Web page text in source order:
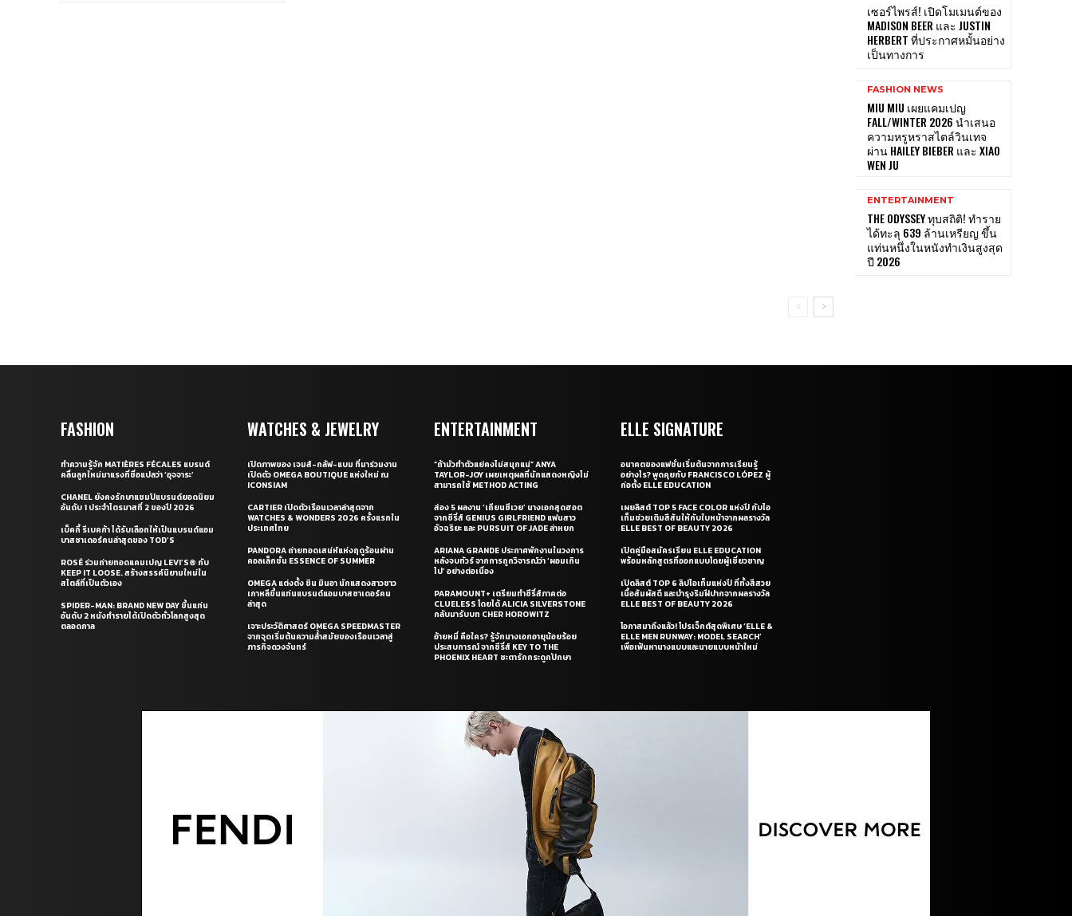
เซอร์ไพรส์! เปิดโมเมนต์ของ
MADISON BEER และ JUSTIN
HERBERT ที่ประกาศหมั้นอย่าง
เป็นทางการ
FASHION NEWS
MIU MIU เผยแคมเปญ
FALL/WINTER 2026 นำเสนอ
ความหรูหราสไตล์วินเทจ
ผ่าน HAILEY BIEBER และ XIAO
WEN JU
ENTERTAINMENT
THE ODYSSEY ทุบสถิติ! ทำราย
ได้ทะลุ 639 ล้านเหรียญ ขึ้น
แท่นหนึ่งในหนังทำเงินสูงสุด
ปี 2026
FASHION
ทำความรู้จัก MATIÈRES FÉCALES แบรนด์
คลื่นลูกใหม่มาแรงที่ชื่อแปลว่า ‘อุจจาระ’
CHANEL ยังคงรักษาแชมป์แบรนด์ยอดนิยม
อันดับ 1 ประจำไตรมาสที่ 2 ของปี 2026
เบ็คกี้ รีเบคก้า ได้รับเลือกให้เป็นแบรนด์แอม
บาสซาเดอร์คนล่าสุดของ TOD’S
ROSÉ ร่วมถ่ายทอดแคมเปญ LEVI’S® กับ
KEEP IT LOOSE. สร้างสรรค์นิยามใหม่ใน
สไตล์ที่เป็นตัวเอง
SPIDER-MAN: BRAND NEW DAY ขึ้นแท่น
อันดับ 2 หนังทำรายได้เปิดตัวทั่วโลกสูงสุด
ตลอดกาล
WATCHES & JEWELRY
เปิดภาพของ เจมส์-กลัฟ-แบม ที่มาร่วมงาน
เปิดตัว OMEGA BOUTIQUE แห่งใหม่ ณ
ICONSIAM
CARTIER เปิดตัวเรือนเวลาล่าสุดจาก
WATCHES & WONDERS 2026 ครั้งแรกใน
ประเทศไทย
PANDORA ถ่ายทอดเสน่ห์แห่งฤดูร้อนผ่าน
คอลเล็กชั่น ESSENCE OF SUMMER
OMEGA แต่งตั้ง ชิน มินอา นักแสดงสาวชาว
เกาหลีขึ้นแท่นแบรนด์แอมบาสซาเดอร์คน
ล่าสุด
เจาะประวัติศาสตร์ OMEGA SPEEDMASTER
จากจุดเริ่มต้นความล้ำสมัยของเรือนเวลาสู่
ภารกิจดวงจันทร์
ENTERTAINMENT
“ถ้ามัวทำตัวแย่คงไม่สนุกแน่” ANYA
TAYLOR-JOY เผยเหตุผลที่นักแสดงหญิงไม่
สามารถใช้ METHOD ACTING
ส่อง 5 ผลงาน ‘เถียนซีเวย’ นางเอกสุดฮอต
จากซีรี่ส์ GENIUS GIRLFRIEND แฟนสาว
อัจฉริยะ และ PURSUIT OF JADE ล่าหยก
ARIANA GRANDE ประกาศพักงานในวงการ
หลังจบทัวร์ จากการถูกวิจารณ์ว่า ‘ผอมเกิน
ไป’ อย่างต่อเนื่อง
PARAMOUNT+ เตรียมทำซีรี่ส์ภาคต่อ
CLUELESS โดยได้ ALICIA SILVERSTONE
กลับมารับบท CHER HOROWITZ
อ้ายหมี่ คือใคร? รู้จักนางเอกอายุน้อยร้อย
ประสบการณ์ จากซีรี่ส์ KEY TO THE
PHOENIX HEART ชะตารักกระดูกปักษา
ELLE SIGNATURE
อนาคตของแฟชั่นเริ่มต้นจากการเรียนรู้
อย่างไร? พูดคุยกับ FRANCISCO LÓPEZ ผู้
ก่อตั้ง ELLE EDUCATION
เผยลิสต์ TOP 5 FACE COLOR แห่งปี กับไอ
เท็มช่วยเติมสีสันให้กับใบหน้าจากผลรางวัล
ELLE BEST OF BEAUTY 2026
เปิดคู่มือสมัครเรียน ELLE EDUCATION
พร้อมหลักสูตรที่ออกแบบโดยผู้เชี่ยวชาญ
เปิดลิสต์ TOP 6 ลิปไอเท็มแห่งปี ที่ทั้งสีสวย
เนื้อสัมผัสดี และบำรุงริมฝีปากจากผลรางวัล
ELLE BEST OF BEAUTY 2026
โอกาสมาถึงแล้ว! โปรเจ็กต์สุดพิเศษ ‘ELLE &
ELLE MEN RUNWAY: MODEL SEARCH’
เพื่อเฟ้นหานางแบบและนายแบบหน้าใหม่